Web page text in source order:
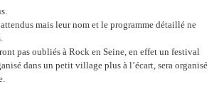
attendus mais leur nom et le programme détaillé ne
pas oubliés à Rock en Seine, en effet un festival
dans un petit village plus à l’écart, sera organisé